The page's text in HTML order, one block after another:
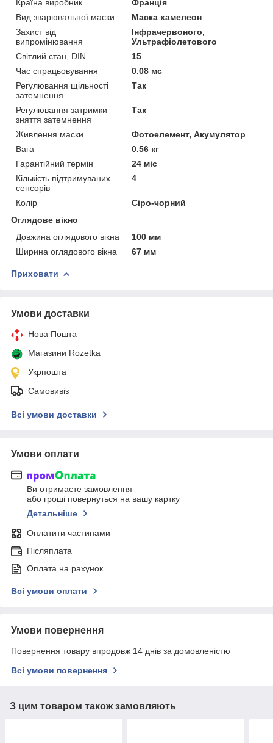
Країна виробник
Франція
Вид зварювальної маски
Маска хамелеон
Захист від
випромінювання
Інфрачервоного,
Ультрафіолетового
Світлий стан, DIN
15
Час спрацьовування
0.08 мс
Регулювання щільності
затемнення
Так
Регулювання затримки
зняття затемнення
Так
Живлення маски
Фотоелемент, Акумулятор
Вага
0.56 кг
Гарантійний термін
24 міс
Кількість підтримуваних
сенсорів
4
Колір
Сіро-чорний
Оглядове вікно
Довжина оглядового вікна
100 мм
Ширина оглядового вікна
67 мм
Приховати
Умови доставки
Нова Пошта
Магазини Rozetka
Укрпошта
Самовивіз
Всі умови доставки
Умови оплати
Ви отримаєте замовлення
або гроші повернуться на вашу картку
Детальніше
Оплатити частинами
Післяплата
Оплата на рахунок
Всі умови оплати
Умови повернення
Повернення товару впродовж 14 днів за домовленістю
Всі умови повернення
З цим товаром також замовляють